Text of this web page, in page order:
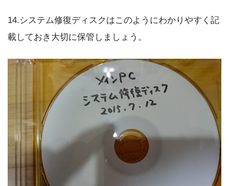
14.システム修復ディスクはこのようにわかりやすく記
載しておき大切に保管しましょう。